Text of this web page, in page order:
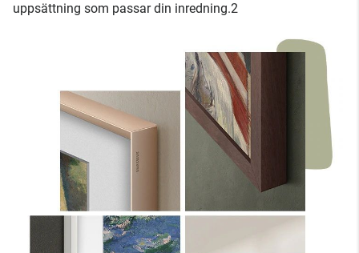
uppsättning som passar din inredning.2